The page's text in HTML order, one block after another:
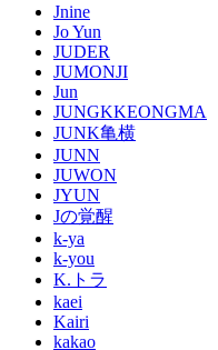
Jnine
Jo Yun
JUDER
JUMONJI
Jun
JUNGKKEONGMA
JUNK亀横
JUNN
JUWON
JYUN
Jの覚醒
k-ya
k-you
K.トラ
kaei
Kairi
kakao